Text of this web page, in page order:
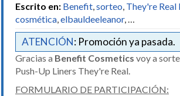
Escrito en: Benefit,sorteo, They're Real
cosmética,elbauldeeleanor, …
ATENCIÓN: Promoción ya pasada.
Gracias a Benefit Cosmetics voy a
Push-Up Liners They're Real.
FORMULARIO DE PARTICIPACIÓN: